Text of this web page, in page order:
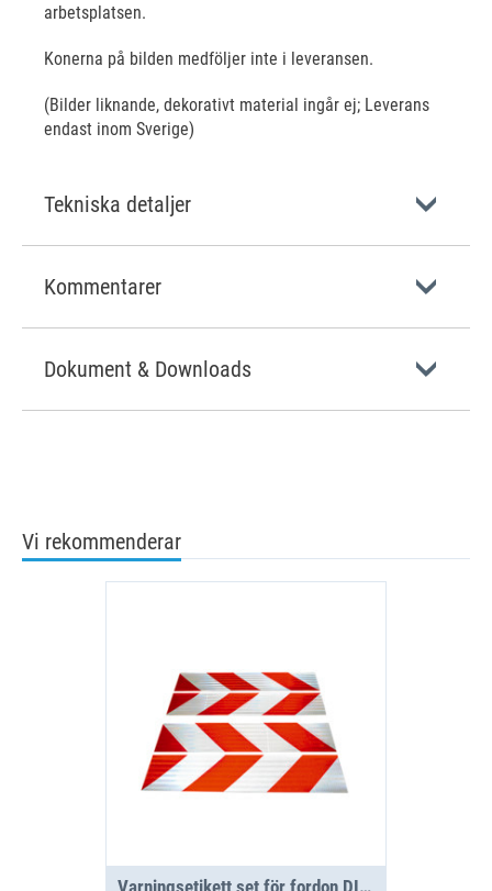
arbetsplatsen.
Konerna på bilden medföljer inte i leveransen.
(Bilder liknande, dekorativt material ingår ej; Leverans
endast inom Sverige)
Tekniska detaljer
Kommentarer
Dokument & Downloads
Vi rekommenderar
Varningsetikett set för fordon DIN 30710